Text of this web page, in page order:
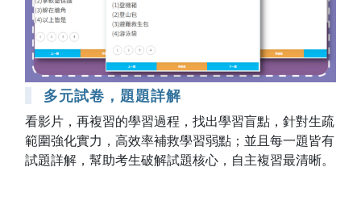
多元試卷，題題詳解
看影片，再複習的學習過程，找出學習盲點，針對生疏
範圍強化實力，高效率補救學習弱點；並且每一題皆有
試題詳解，幫助考生破解試題核心，自主複習最清晰。